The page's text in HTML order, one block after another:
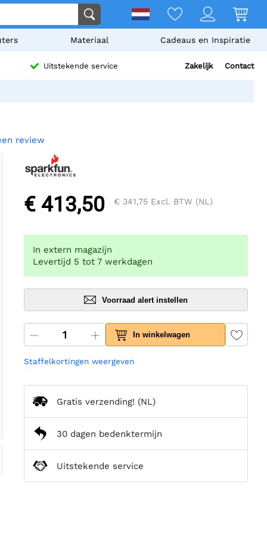
Materiaal Cadeaus en Inspiratie
Uitstekende service Zakelijk Contact
review
€ 413,50 € 341,75 Excl. BTW (NL)
In extern magazijn
Levertijd 5 tot 7 werkdagen
Voorraad alert instellen
In winkelwagen
Staffelkortingen weergeven
Gratis verzending! (NL)
30 dagen bedenktermijn
Uitstekende service